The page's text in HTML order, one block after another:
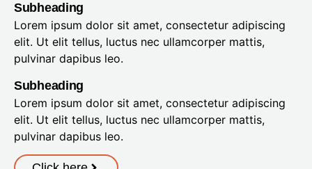
Subheading
Lorem ipsum dolor sit amet, consectetur adipiscing
elit. Ut elit tellus, luctus nec ullamcorper mattis,
pulvinar dapibus leo.
Subheading
Lorem ipsum dolor sit amet, consectetur adipiscing
elit. Ut elit tellus, luctus nec ullamcorper mattis,
pulvinar dapibus leo.